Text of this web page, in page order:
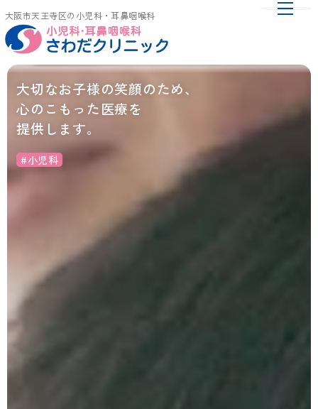
大阪市天王寺区の小児科・耳鼻咽喉科
toggle
大切なお子様の笑顔のため、
心のこもった医療を
提供します。
#小児科